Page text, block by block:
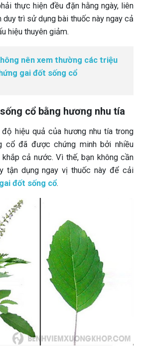
thực hiện đều đặn hằng ngày, liên
trì sử dụng bài thuốc này ngay cả
hiệu thuyên giảm.
nên xem thường các triệu
gai đốt sống cổ
cổ bằng hương nhu tía
hiệu quả của hương nhu tía trong
cổ đã được chứng minh bởi nhiều
cả nước. Vì thế, bạn không cần
tận dụng ngay vị thuốc này để cải
đốt sống cổ.